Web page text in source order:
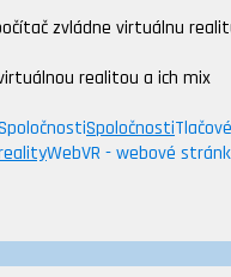
zvládne virtuálnu
realitou a ich mix
Spoločnosti
WebVR - webové